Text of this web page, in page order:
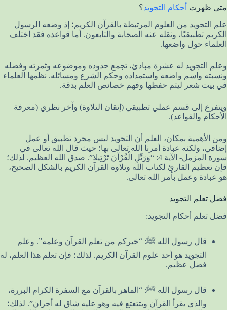
متى ظهرت أحكام التجويد؟
علم التجويد من العلوم المرتبطة بالقرآن الكريم؛ إذ وضعه الرسول
الكريم تطبيقيًا، ونقله عنه الصحابة والتابعون. أما قواعده فقد اختلف
العلماء حول واضعها.
وعلم التجويد له عشرة مبادئ، تجمع حدوده وموضوعه وثمرته وفضله
ونسبته واسم واضعه واستمداده وحكم الشرع ومسائله. نظمها العلماء
في بيت شعر ليتم حفظها وفهم خصائص العلم بدقة.
ويتفرع إلى قسم عملي تطبيقي (إتقان التلاوة) وآخر نظري (معرفة
الأحكام والقواعد).
ومن الأهمية بمكان، العلم أن التجويد ليس مجرد تطبيق أو عمل
إضافي، ولكنه عبادة أمرنا الله تعالى بها؛ حيث قال الله تعالى في
سورة المزمل- الآية 4: “وَرَتِّلِ الْقُرْآنَ تَرْتِيلا”. صدق الله العظيم. لذلك؛
فإن تعظيم القارئ لكتاب الله وتلاوة القرآن الكريم بالشكل الصحيح،
هو عبادة وعمل بأمر الله تعالى.
فضل تعلم التجويد
فضل تعلم أحكام التجويد:
قال رسول الله ﷺ: “خيركم من تعلم القرآن وعلمه”. وعلم
التجويد هو أحد علوم القرآن الكريم. لذلك؛ فإن تعلم هذا العلم، له
فضل عظيم.
قال رسول الله ﷺ: “الماهر بالقرآن مع السفرة الكرام البررة،
والذي يقرأ القرآن ويتتعتع فيه وهو عليه شاق له أجران”. لذلك؛